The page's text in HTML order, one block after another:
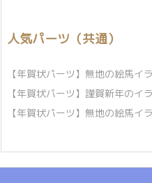
人気パーツ（共通）
【年賀状パーツ】無地の絵馬イ
【年賀状パーツ】謹賀新年のイ
【年賀状パーツ】無地の絵馬イ